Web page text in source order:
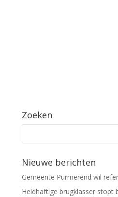
Zoeken
Nieuwe berichten
Gemeente Purmerend wil
Heldhaftige brugklasser stopt